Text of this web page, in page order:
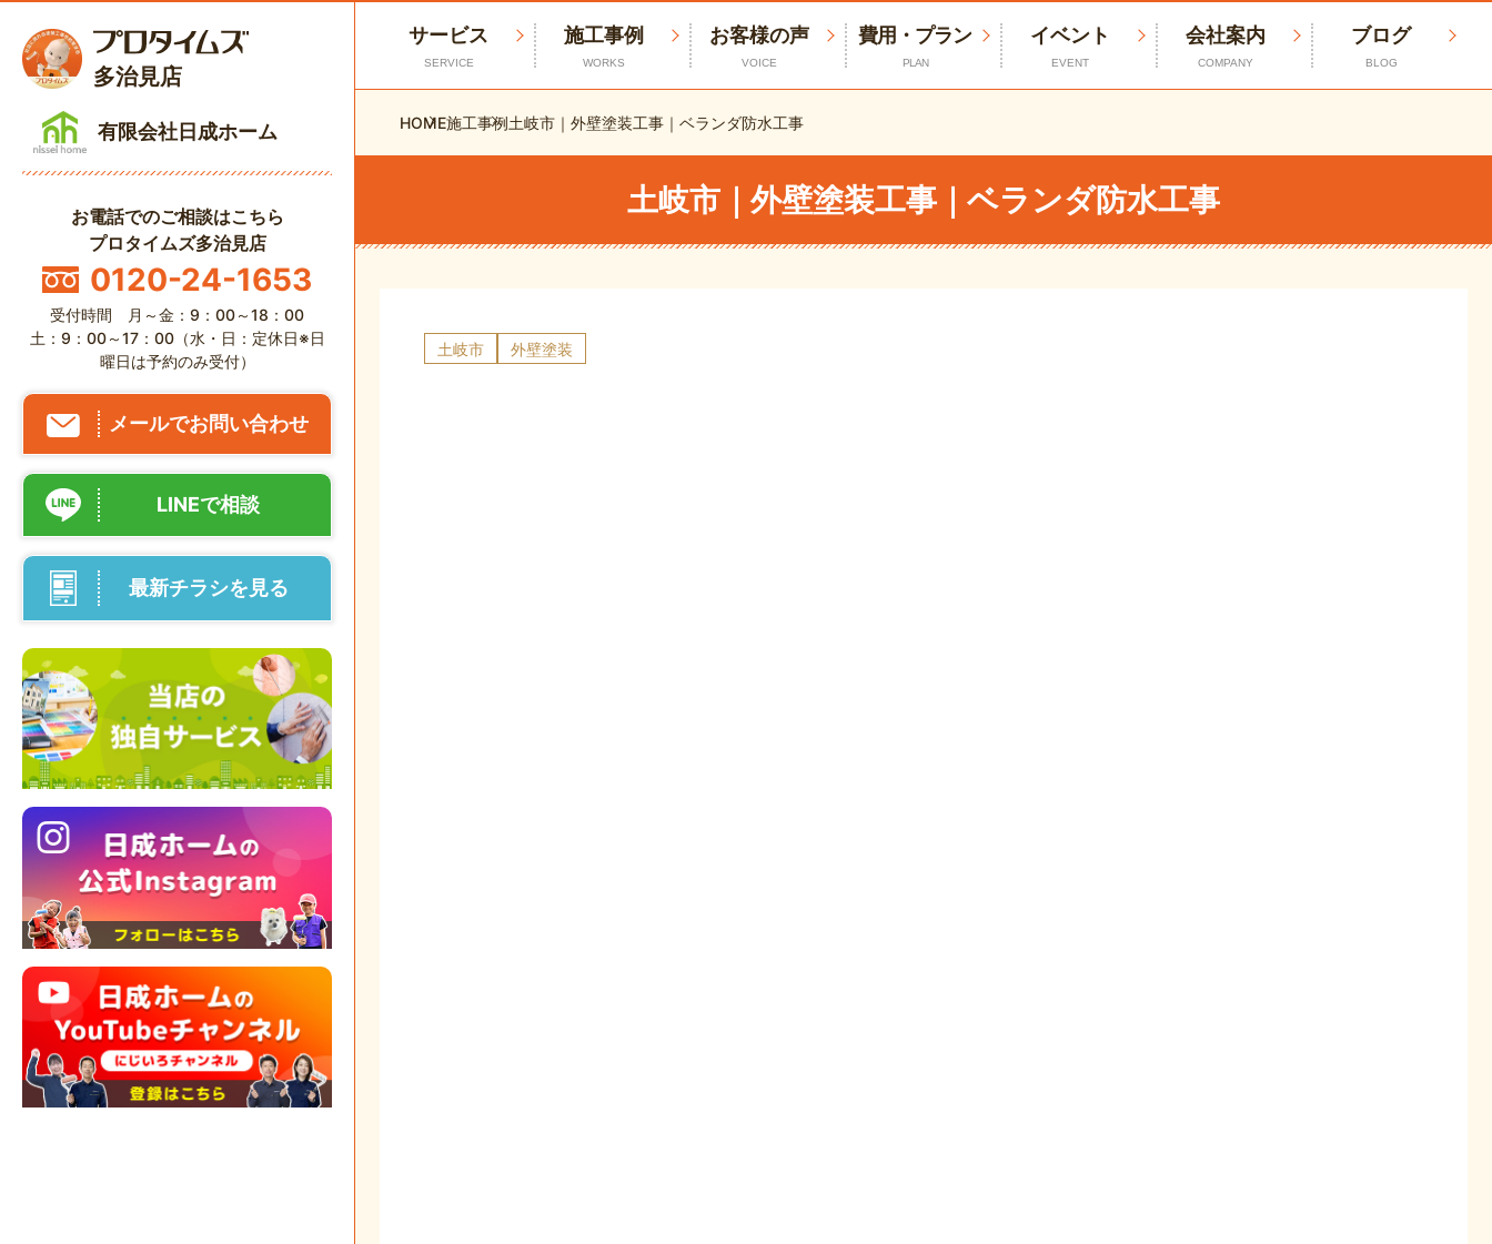
多治見店
有限会社日成ホーム
お電話でのご相談はこちら
プロタイムズ多治見店
0120-24-1653
受付時間 月～金：9：00～18：00
土：9：00～17：00（水・日：定休日※日
曜日は予約のみ受付）
メールでお問い合わせ
LINEで相談
最新チラシを見る
サービス
SERVICE
施工事例
WORKS
お客様の声
VOICE
費用・プラン
PLAN
イベント
EVENT
会社案内
COMPANY
ブログ
BLOG
HOME施工事例土岐市｜外壁塗装工事｜ベランダ防水工事
土岐市｜外壁塗装工事｜ベランダ防水工事
土岐市 外壁塗装